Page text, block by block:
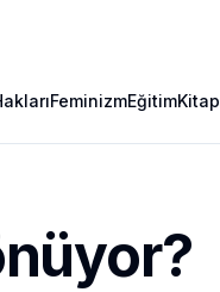
FeminizmEğitimKitap